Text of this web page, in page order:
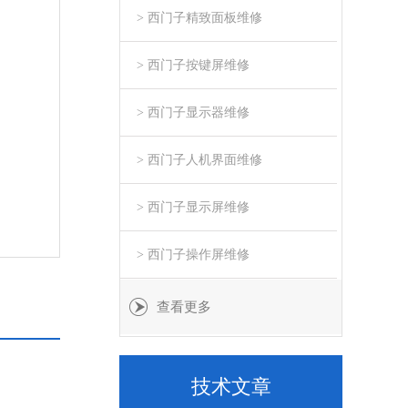
> 西门子精致面板维修
> 西门子按键屏维修
> 西门子显示器维修
> 西门子人机界面维修
> 西门子显示屏维修
> 西门子操作屏维修
查看更多
技术文章